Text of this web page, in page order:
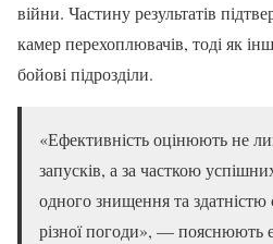
війни. Частину результатів
камер перехоплювачів, тоді як
бойові підрозділи.
«Ефективність оцінюють не
запусків, а за часткою
одного знищення та
різної погоди», — пояснюють